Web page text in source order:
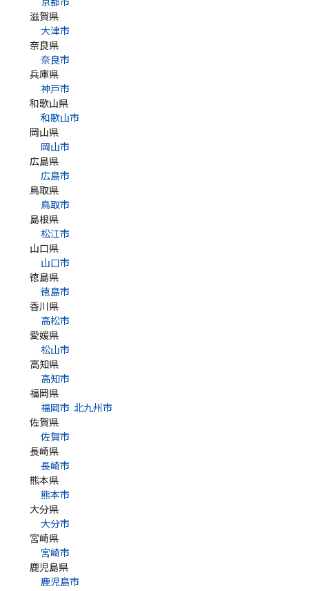
滋賀県
大津市
奈良県
奈良市
兵庫県
神戸市
和歌山県
和歌山市
岡山県
岡山市
広島県
広島市
鳥取県
鳥取市
島根県
松江市
山口県
山口市
徳島県
徳島市
香川県
高松市
愛媛県
松山市
高知県
高知市
福岡県
福岡市 北九州市
佐賀県
佐賀市
長崎県
長崎市
熊本県
熊本市
大分県
大分市
宮崎県
宮崎市
鹿児島県
鹿児島市